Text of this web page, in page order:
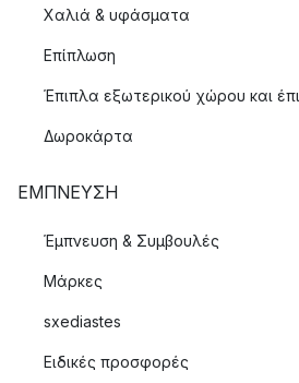
Χαλιά & υφάσματα
Επίπλωση
Έπιπλα εξωτερικού χώρου και
Δωροκάρτα
ΈΜΠΝΕΥΣΗ
Έμπνευση & Συμβουλές
Μάρκες
sxediastes
Ειδικές προσφορές